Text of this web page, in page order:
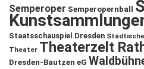
Semperoper Semperopernball
Staatsschauspiel Dresden
Theater Theaterzelt
Dresden-Bautzen eG